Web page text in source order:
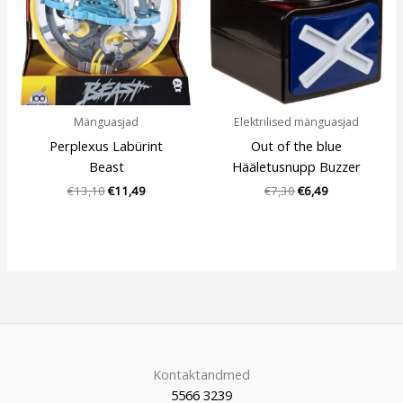
Mänguasjad
Perplexus Labürint
Beast
€13,10€11,49
Elektrilised mänguasjad
Out of the blue
Hääletusnupp Buzzer
€7,30€6,49
Kontaktandmed
5566 3239